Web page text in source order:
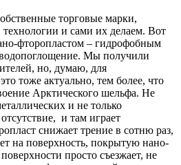
торговые марки,
технологии и сами их делаем. Вот
фторопластом – гидрофобным
Мы получили
но, думаю, для
тоже актуально, тем более, что
Арктического шельфа. Не
и не только
и там играет
снижает трение в сотню раз,
на поверхность, покрытую нано-
просто съезжает, не